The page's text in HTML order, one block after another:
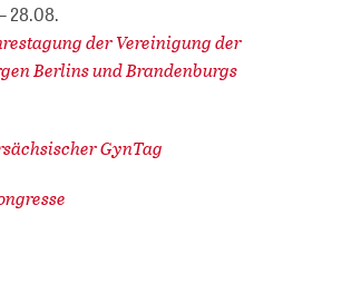
28.08.
der Vereinigung der
Berlins und Brandenburgs
GynTag